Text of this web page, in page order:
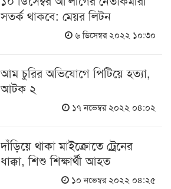
সতর্ক থাকবে: মেয়র লিটন
৬ ডিসেম্বর ২০২২ ১০:৩০
আম চুরির অভিযোগে পিটিয়ে হত্যা,
আটক ২
১৭ নভেম্বর ২০২২ ০৪:০২
দাঁড়িয়ে থাকা মাইক্রোতে ট্রেনের
ধাক্কা, শিশু শিক্ষার্থী আহত
১০ নভেম্বর ২০২২ ০৪:২৫